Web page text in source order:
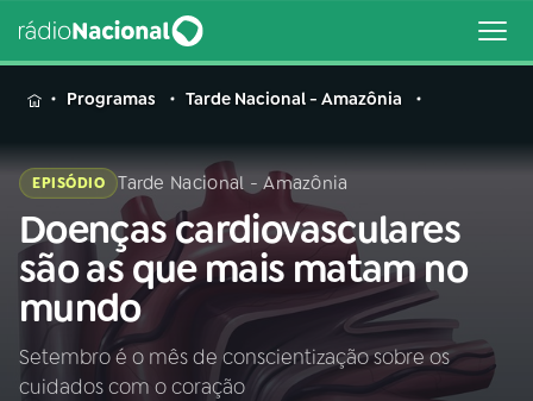
MENU
Buscar
na
Rádio
Nacional
Buscar
AO VIVO
Programas Tarde Nacional - Amazônia
EPISÓDIO Tarde Nacional - Amazônia
Doenças cardiovasculares
são as que mais matam no
mundo
Setembro é o mês de conscientização sobre os
cuidados com o coração